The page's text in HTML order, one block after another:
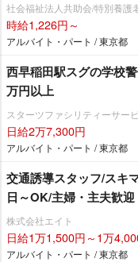
社会福祉法人共助会/特別養護
時給1,226円～
アルバイト・パート / 東京都
西早稲田駅スグの学校
万円以上
スターツファシリティーサー
日給2万7,300円
アルバイト・パート / 東京都
交通誘導スタッフ/スキ
日～OK/主婦・主夫歓迎
株式会社エイト
日給1万1,500円～1万
アルバイト・パート / 東京都